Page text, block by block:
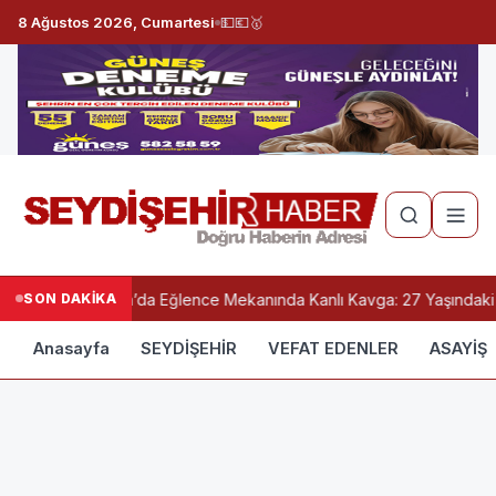
8 Ağustos 2026, Cumartesi 💵💶🥇
SON DAKİKAKonya’da Eğlence Mekanında Kanlı Kavga: 27 Yaşındaki
Anasayfa SEYDİŞEHİR VEFAT EDENLER ASAYİŞ